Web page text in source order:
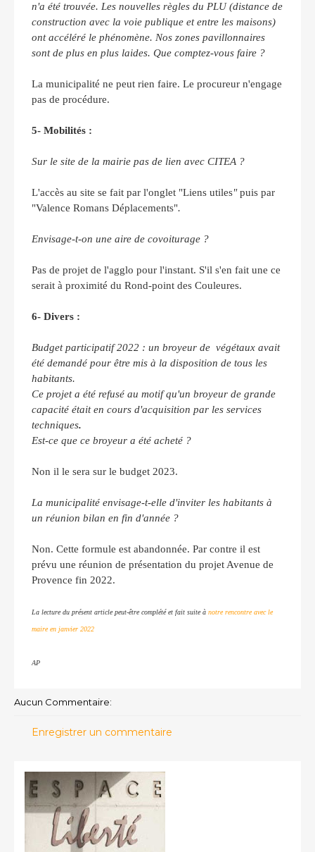
n'a été trouvée. Les nouvelles règles du PLU (distance de
construction avec la voie publique et entre les maisons)
ont accéléré le phénomène. Nos zones pavillonnaires
sont de plus en plus laides. Que comptez-vous faire ?
La municipalité ne peut rien faire. Le procureur n'engage
pas de procédure.
5- Mobilités :
Sur le site de la mairie pas de lien avec CITEA ?
L'accès au site se fait par l'onglet "Liens utiles"puis par
"Valence Romans Déplacements".
Envisage-t-on une aire de covoiturage ?
Pas de projet de l'agglo pour l'instant. S'il s'en fait une ce
serait à proximité du Rond-point des Couleures.
6- Divers :
Budget participatif 2022 : un broyeur de végétaux avait
été demandé pour être mis à la disposition de tous les
habitants.
Ce projet a été refusé au motif qu'un broyeur de grande
capacité était en cours d'acquisition par les services
techniques.
Est-ce que ce broyeur a été acheté ?
Non il le sera sur le budget 2023.
La municipalité envisage-t-elle d'inviter les habitants à
un réunion bilan en fin d'année ?
Non. Cette formule est abandonnée. Par contre il est
prévu une réunion de présentation du projet Avenue de
Provence fin 2022.
La lecture du présent article peut-être complété et fait suite à notre rencontre avec le
maire en janvier 2022
AP
Aucun Commentaire:
Enregistrer un commentaire